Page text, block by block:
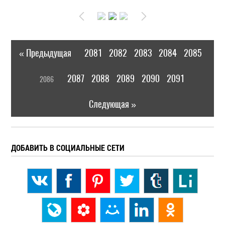
« Предыдущая 2081 2082 2083 2084 2085
2086 2087 2088 2089 2090 2091
Следующая »
ДОБАВИТЬ В СОЦИАЛЬНЫЕ СЕТИ